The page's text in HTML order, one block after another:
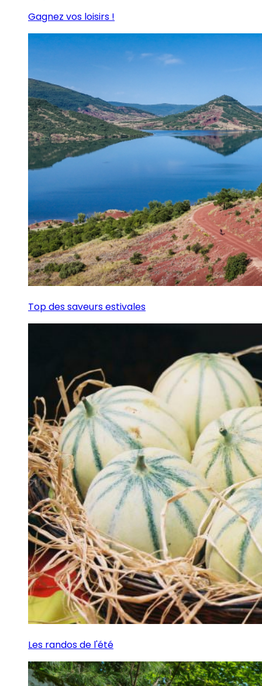
Gagnez vos loisirs !
Top des saveurs estivales
Les randos de l'été